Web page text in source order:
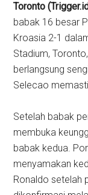
Toronto
babak 16 besar
Kroasia 2-1
Stadium,
berlangsung
Selecao
Setelah babak
membuka
babak kedua.
menyamakan
Ronaldo setelah